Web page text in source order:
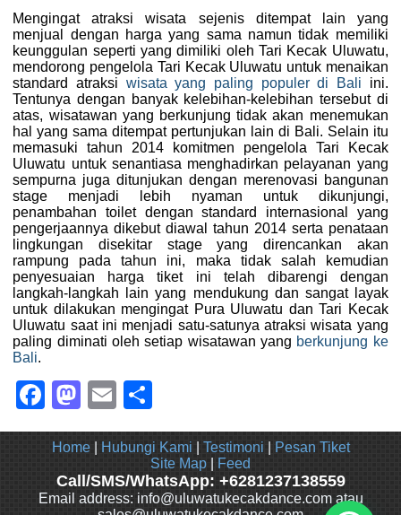
Mengingat atraksi wisata sejenis ditempat lain yang
menjual dengan harga yang sama namun tidak memiliki
keunggulan seperti yang dimiliki oleh Tari Kecak Uluwatu,
mendorong pengelola Tari Kecak Uluwatu untuk menaikan
standard atraksi wisata yang paling populer di Bali ini.
Tentunya dengan banyak kelebihan-kelebihan tersebut di
atas, wisatawan yang berkunjung tidak akan menemukan
hal yang sama ditempat pertunjukan lain di Bali. Selain itu
memasuki tahun 2014 komitmen pengelola Tari Kecak
Uluwatu untuk senantiasa menghadirkan pelayanan yang
sempurna juga ditunjukan dengan merenovasi bangunan
stage menjadi lebih nyaman untuk dikunjungi,
penambahan toilet dengan standard internasional yang
pengerjaannya dikebut diawal tahun 2014 serta penataan
lingkungan disekitar stage yang direncankan akan
rampung pada tahun ini, maka tidak salah kemudian
penyesuaian harga tiket ini telah dibarengi dengan
langkah-langkah lain yang mendukung dan sangat layak
untuk dilakukan mengingat Pura Uluwatu dan Tari Kecak
Uluwatu saat ini menjadi satu-satunya atraksi wisata yang
paling diminati oleh setiap wisatawan yang berkunjung ke
Bali.
Facebook
Mastodon
Email
Home| Hubungi Kami Testimoni
Pesan Tiket
Site Map
Feed
Call/SMS/WhatsApp: +6281237138559
Email address: info@uluwatukecakdance.com atau